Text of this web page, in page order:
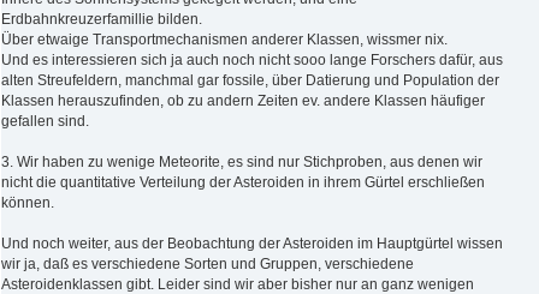
Erdbahnkreuzerfamillie bilden.
Über etwaige Transportmechanismen anderer Klassen, wissmer nix.
Und es interessieren sich ja auch noch nicht sooo lange Forschers dafür, aus
alten Streufeldern, manchmal gar fossile, über Datierung und Population der
Klassen herauszufinden, ob zu andern Zeiten ev. andere Klassen häufiger
gefallen sind.
3. Wir haben zu wenige Meteorite, es sind nur Stichproben, aus denen wir
nicht die quantitative Verteilung der Asteroiden in ihrem Gürtel erschließen
können.
Und noch weiter, aus der Beobachtung der Asteroiden im Hauptgürtel wissen
wir ja, daß es verschiedene Sorten und Gruppen, verschiedene
Asteroidenklassen gibt. Leider sind wir aber bisher nur an ganz wenigen